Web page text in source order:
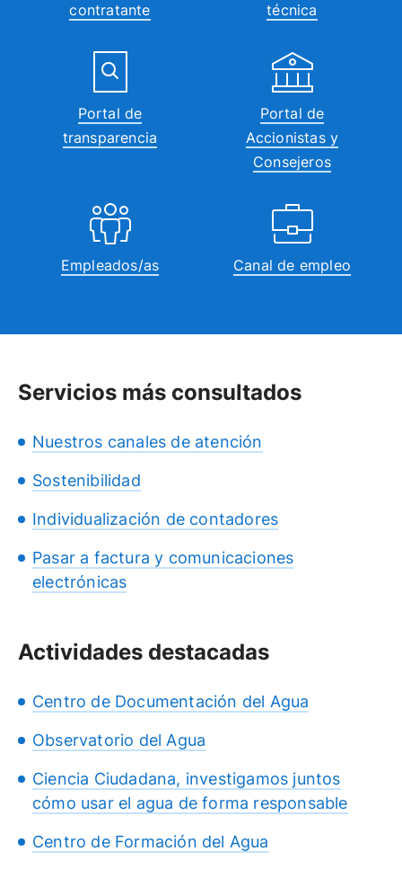
contratante
técnica
Portal de
transparencia
Portal de
Accionistas y
Consejeros
Empleados/as Canal de empleo
Servicios más consultados
Nuestros canales de atención
Sostenibilidad
Individualización de contadores
Pasar a factura y comunicaciones
electrónicas
Actividades destacadas
Centro de Documentación del Agua
Observatorio del Agua
Ciencia Ciudadana, investigamos juntos
cómo usar el agua de forma responsable
Centro de Formación del Agua